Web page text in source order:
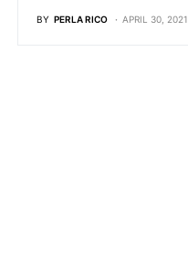
BY PERLA RICO APRIL 30, 2021